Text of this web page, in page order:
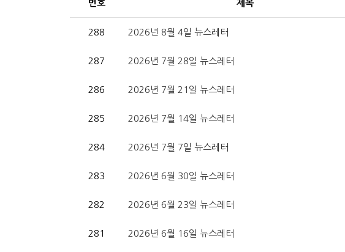
번호 제목
288 2026년 8월 4일 뉴스레터
287 2026년 7월 28일 뉴스레터
286 2026년 7월 21일 뉴스레터
285 2026년 7월 14일 뉴스레터
284 2026년 7월 7일 뉴스레터
283 2026년 6월 30일 뉴스레터
282 2026년 6월 23일 뉴스레터
281 2026년 6월 16일 뉴스레터